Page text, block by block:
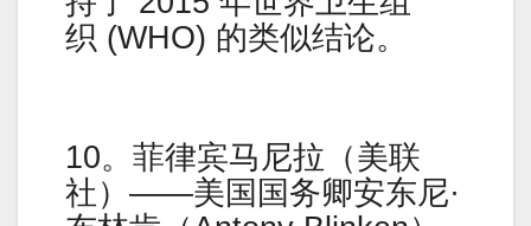
织 (WHO) 的类似结论。
10。菲律宾马尼拉（美联
社）——美国国务卿安东尼·